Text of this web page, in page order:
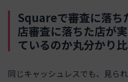
Squareで審査に落ち
店審査に落ちた店が
ているのか丸分かり
同じキャッシュレスでも、見ら